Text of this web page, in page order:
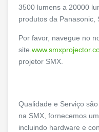
3500 lumens a 20000
produtos da Panasonic,
Por favor, navegue no
site.
projetor SMX.
Qualidade e Serviço
na SMX, fornecemos
incluindo hardware e